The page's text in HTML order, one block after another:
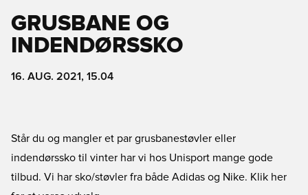
GRUSBANE OG
INDENDØRSSKO
16. AUG. 2021, 15.04
Står du og mangler et par grusbanestøvler eller
indendørssko til vinter har vi hos Unisport mange gode
tilbud. Vi har sko/støvler fra både Adidas og Nike. Klik her